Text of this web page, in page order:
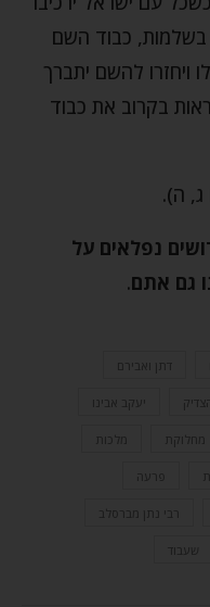
כבוד השם
ויחזרו להשם יתברך
בקרוב את כבוד
ג, ה).
נפלאים על
גם אתם.
דתן ואבירם
יעקב אבינו
מחלוקת מלכות
פרעה
רבי נתן מברסלב
שעבוד